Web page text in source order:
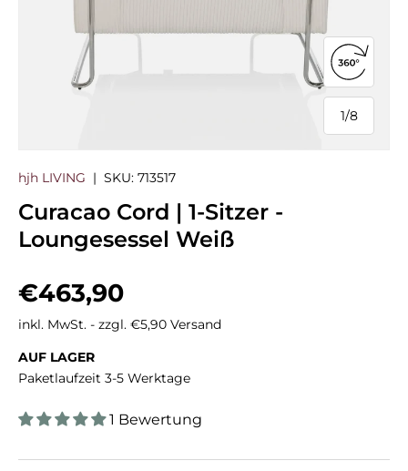
1/
von
8
360°-
hjh LIVING | SKU: 713517
Curacao Cord | 1-Sitzer -
Loungesessel Weiß
Normaler Preis
€463,90
inkl. MwSt. - zzgl. €5,90 Versand
AUF LAGER
Paketlaufzeit 3-5 Werktage
1 Bewertung